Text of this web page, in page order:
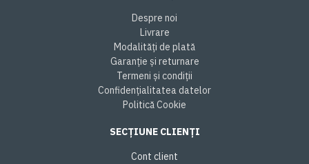
Despre noi
Livrare
Modalități de plată
Garanție și returnare
Termeni și condiții
Confidențialitatea datelor
Politică Cookie
SECȚIUNE CLIENȚI
Cont client